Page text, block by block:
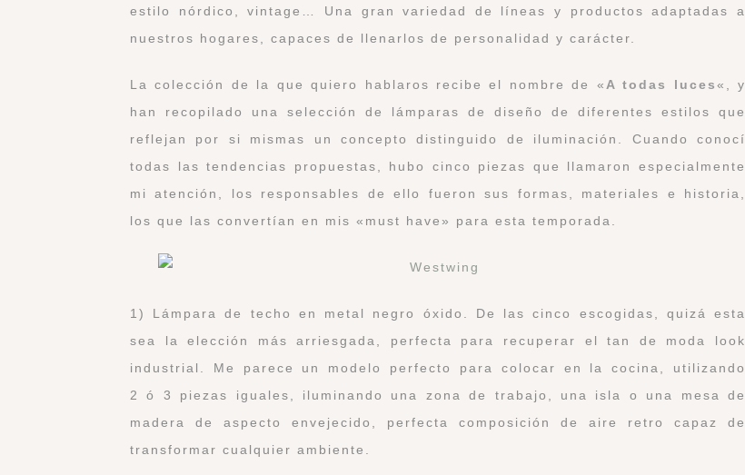
estilo nórdico, vintage… Una gran variedad de líneas y productos adaptadas a
nuestros hogares, capaces de llenarlos de personalidad y carácter.
La colección de la que quiero hablaros recibe el nombre de « A todas luces«, y
han recopilado una selección de lámparas de diseño de diferentes estilos que
reflejan por si mismas un concepto distinguido de iluminación. Cuando conocí
todas las tendencias propuestas, hubo cinco piezas que llamaron especialmente
mi atención, los responsables de ello fueron sus formas, materiales e historia,
los que las convertían en mis «must have» para esta temporada.
1) Lámpara de techo en metal negro óxido. De las cinco escogidas, quizá esta
sea la elección más arriesgada, perfecta para recuperar el tan de moda look
industrial. Me parece un modelo perfecto para colocar en la cocina, utilizando
2 ó 3 piezas iguales, iluminando una zona de trabajo, una isla o una mesa de
madera de aspecto envejecido, perfecta composición de aire retro capaz de
transformar cualquier ambiente.